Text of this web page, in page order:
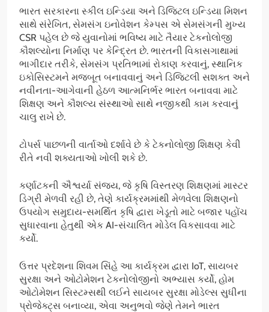
ભારત સરકારના સ્કીલ ઇન્ડિયા અને ડિજિટલ ઇન્ડિયા મિશન
સાથે સંરેખિત, સેમસંગ ઇનોવેશન કેમ્પસ એ સેમસંગની મુખ્ય
CSR પહેલ છે જે યુવાનોમાં ભવિષ્ય માટે તૈયાર ટેકનોલોજી
કૌશલ્યોના નિર્માણ પર કેન્દ્રિત છે. ભારતની વિકાસગાથામાં
ભાગીદાર તરીકે, સેમસંગ પ્રતિભામાં રોકાણ કરવાનું, સ્થાનિક
ઇકોસિસ્ટમને મજબૂત બનાવવાનું અને ડિજિટલી સશક્ત અને
નવીનતા-આગેવાની હેઠળ આત્મનિર્ભર ભારત બનાવવા માટે
શિક્ષણ અને કૌશલ્ય સંસ્થાઓ સાથે નજીકથી કામ કરવાનું
ચાલુ રાખે છે.
ટોપર્સ પાછળની વાર્તાઓ દર્શાવે છે કે ટેકનોલોજી શિક્ષણ કેવી
રીતે નવી શક્યતાઓ ખોલી શકે છે.
કર્ણાટકની ઐશ્વર્યા સંજય, જે કૃષિ વિસ્તરણ શિક્ષણમાં માસ્ટર
ડિગ્રી મેળવી રહી છે, તેણે કાર્યક્રમમાંથી મેળવેલા શિક્ષણનો
ઉપયોગ સમુદાય-સમર્થિત કૃષિ દ્વારા ખેડૂતો માટે બજાર પહોંચ
સુધારવાના હેતુથી એક AI-સંચાલિત મોડેલ વિકસાવવા માટે
કર્યો.
ઉત્તર પ્રદેશના શિવમ સિંહે આ કાર્યક્રમ દ્વારા IoT, સાયબર
સુરક્ષા અને ઓટોમેશન ટેકનોલોજીનો અભ્યાસ કર્યો, હોમ
ઓટોમેશન સિસ્ટમ્સથી લઈને સાયબર સુરક્ષા મોડેલ્સ સુધીના
પ્રોજેક્ટ્સ બનાવ્યા, એવા અનુભવો જેણે તેમને ભારત